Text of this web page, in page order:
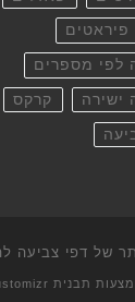
פיראטים
לפי מספרים
ישירה קרקס
של דפי צביעה
תבנית Customizr